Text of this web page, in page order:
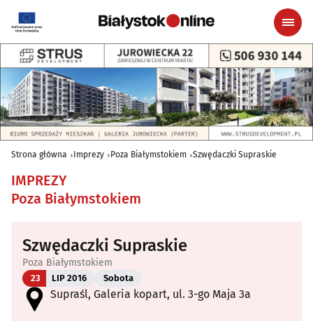
Strona główna Imprezy Poza Białymstokiem Szwędaczki Supraskie
IMPREZY
Poza Białymstokiem
Szwędaczki Supraskie
Poza Białymstokiem
23 LIP 2016 Sobota
Supraśl, Galeria kopart, ul. 3-go Maja 3a